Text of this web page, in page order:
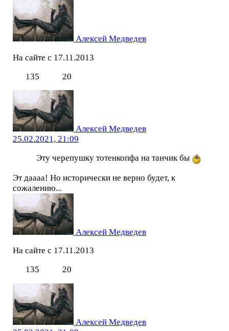
Алексей Медведев
На сайте с 17.11.2013
135
20
Алексей Медведев
25.02.2021, 21:09
Эту черепушку тотенкопфа на танчик бы
Эт даааа! Но исторически не верно будет, к
сожалению...
Алексей Медведев
На сайте с 17.11.2013
135
20
Алексей Медведев